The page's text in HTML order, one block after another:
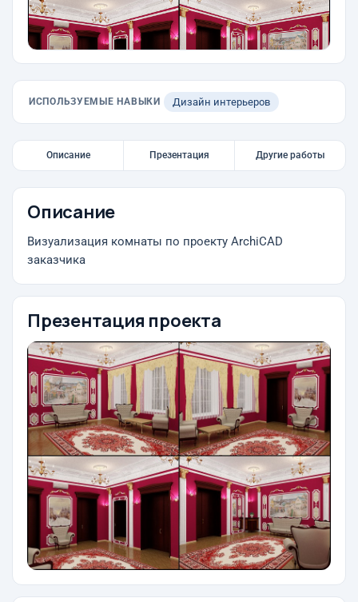
ИСПОЛЬЗУЕМЫЕ НАВЫКИ Дизайн интерьеров
Описание Презентация Другие работы
Описание
Визуализация комнаты по проекту ArchiCAD
заказчика
Презентация проекта